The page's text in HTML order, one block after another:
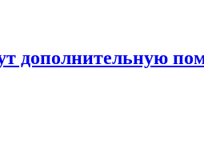
дополнительную